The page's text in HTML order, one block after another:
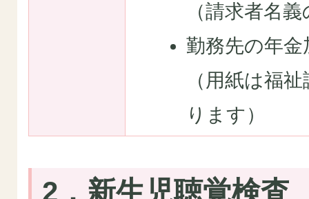
（請求者名
勤務先の年金
（用紙は福
ります）
2．新生児聴覚検査